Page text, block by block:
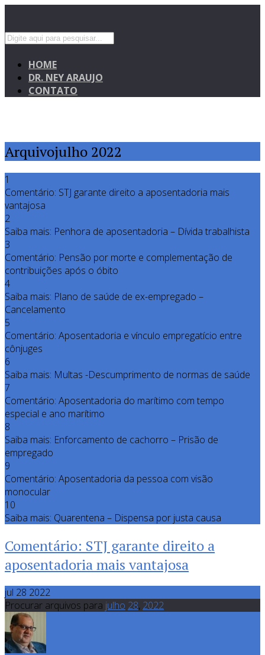
HOME
DR. NEY ARAUJO
CONTATO
Arquivojulho 2022
1
Comentário: STJ garante direito a aposentadoria mais
vantajosa
2
Saiba mais: Penhora de aposentadoria – Dívida trabalhista
3
Comentário: Pensão por morte e complementação de
contribuições após o óbito
4
Saiba mais: Plano de saúde de ex-empregado –
Cancelamento
5
Comentário: Aposentadoria e vínculo empregatício entre
cônjuges
6
Saiba mais: Multas -Descumprimento de normas de saúde
7
Comentário: Aposentadoria do marítimo com tempo
especial e ano marítimo
8
Saiba mais: Enforcamento de cachorro – Prisão de
empregado
9
Comentário: Aposentadoria da pessoa com visão
monocular
10
Saiba mais: Quarentena – Dispensa por justa causa
Comentário: STJ garante direito a
aposentadoria mais vantajosa
jul 28 2022
Procurar arquivos para julho 28, 2022